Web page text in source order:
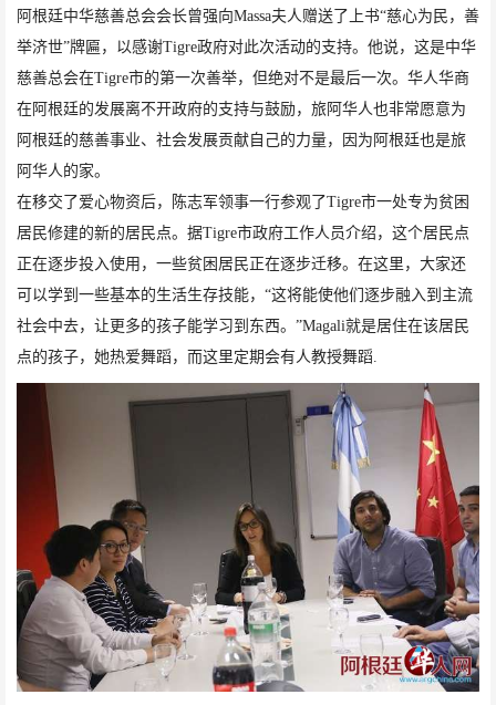
阿根廷中华慈善总会会长曾强向Massa夫人赠送了上书“慈心为民，善
举济世”牌匾，以感谢Tigre政府对此次活动的支持。他说，这是中华
慈善总会在Tigre市的第一次善举，但绝对不是最后一次。华人华商
在阿根廷的发展离不开政府的支持与鼓励，旅阿华人也非常愿意为
阿根廷的慈善事业、社会发展贡献自己的力量，因为阿根廷也是旅
阿华人的家。
在移交了爱心物资后，陈志军领事一行参观了Tigre市一处专为贫困
居民修建的新的居民点。据Tigre市政府工作人员介绍，这个居民点
正在逐步投入使用，一些贫困居民正在逐步迁移。在这里，大家还
可以学到一些基本的生活生存技能，“这将能使他们逐步融入到主流
社会中去，让更多的孩子能学习到东西。”Magali就是居住在该居民
点的孩子，她热爱舞蹈，而这里定期会有人教授舞蹈.